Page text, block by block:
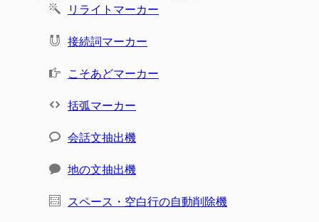
リライトマーカー
接続詞マーカー
こそあどマーカー
括弧マーカー
会話文抽出機
地の文抽出機
スペース・空白行の自動削除機